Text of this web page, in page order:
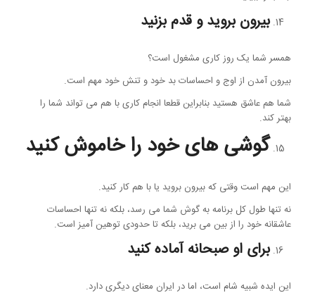
بیرون بروید و قدم بزنید
همسر شما یک روز کاری مشغول است؟
بیرون آمدن از اوج و احساسات بد خود و تنش خود مهم است.
شما هم عاشق هستید بنابراین قطعا انجام کاری با هم می تواند شما را
بهتر کند.
گوشی های خود را خاموش کنید
این مهم است وقتی که بیرون بروید یا با هم کار کنید.
نه تنها طول کل برنامه به گوش شما می رسد، بلکه نه تنها احساسات
عاشقانه خود را از بین می برید، بلکه تا حدودی توهین آمیز است.
برای او صبحانه آماده کنید
این ایده شبیه شام ​​است، اما در ایران معنای دیگری دارد.